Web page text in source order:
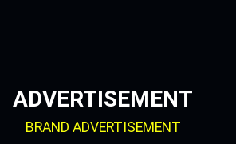
ADVERTISEMENT
BRAND ADVERTISEMENT